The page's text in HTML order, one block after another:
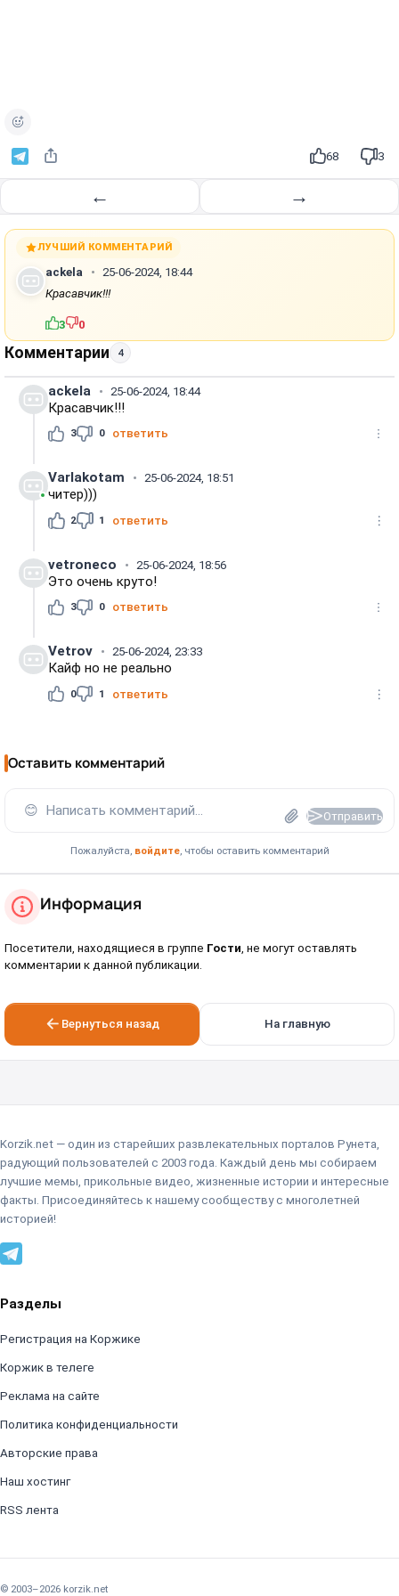
68 3
← →
ЛУЧШИЙ КОММЕНТАРИЙ
ackela
25-06-2024, 18:44
Красавчик!!!
3 0
Комментарии 4
ackela 25-06-2024, 18:44
Красавчик!!!
3 0 ответить
Varlakotam 25-06-2024, 18:51
читер)))
2 1 ответить
vetroneco 25-06-2024, 18:56
Это очень круто!
3 0 ответить
Vetrov 25-06-2024, 23:33
Кайф но не реально
0 1 ответить
Оставить комментарий
😊 Написать комментарий... Отправить
Пожалуйста, войдите, чтобы оставить комментарий
Информация
Посетители, находящиеся в группе Гости , не могут оставлять
комментарии к данной публикации.
Вернуться назад На главную
Korzik.net — один из старейших развлекательных порталов Рунета,
радующий пользователей с 2003 года. Каждый день мы собираем
лучшие мемы, прикольные видео, жизненные истории и интересные
факты. Присоединяйтесь к нашему сообществу с многолетней
историей!
Разделы
Регистрация на Коржике
Коржик в телеге
Реклама на сайте
Политика конфиденциальности
Авторские права
Наш хостинг
RSS лента
© 2003–2026 korzik.net